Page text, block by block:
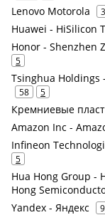
Lenovo Motorola
Huawei - HiSilicon
Honor - Shenzhen
5
Tsinghua Holdings
58 5
Кремниевые
Amazon Inc -
Infineon
5
Hua Hong Group -
Hong
Yandex - Яндекс